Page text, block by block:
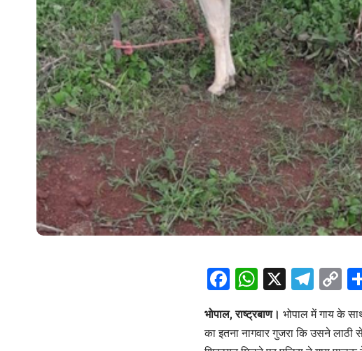
Facebook
WhatsApp
X
भोपाल, राष्ट्रबाण। भोपाल में गाय के
का इतना नागवार गुजरा कि उसने लाठी